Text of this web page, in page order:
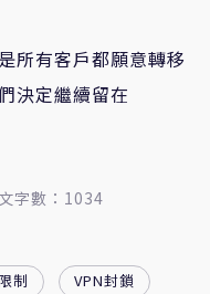
所有客戶都願意轉移
決定繼續留在
字數：1034
制
VPN封鎖